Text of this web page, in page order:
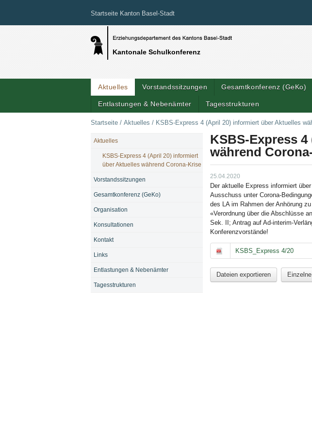
Startseite Kanton Basel-Stadt
Kantonale Schulkonferenz
Aktuelles Vorstandssitzungen Gesamtkonferenz (GeKo)
Entlastungen & Nebenämter Tagesstrukturen
Startseite / Aktuelles / KSBS-Express 4 (April 20) informiert über Aktuelles
KSBS-Express
während
25.04.2020
Der aktuelle Express informiert
Ausschuss unter Corona-
des LA im Rahmen der Anhörung
«Verordnung über die Abschlüsse
Sek. II; Antrag auf Ad-interim-
Konferenzvorstände!
KSBS_Express 4/20
Dateien exportieren
NAVIGATION
Aktuelles
KSBS-Express 4 (April 20) informiert
über Aktuelles während Corona-Krise
Vorstandssitzungen
Gesamtkonferenz (GeKo)
Organisation
Konsultationen
Kontakt
Links
Entlastungen & Nebenämter
Tagesstrukturen